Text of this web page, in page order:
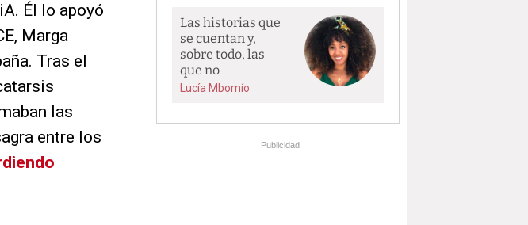
Él lo apoyó
Marga
Tras el
las
entre los
Las historias que
se cuentan y,
sobre todo, las
que no
Lucía Mbomío
Publicidad